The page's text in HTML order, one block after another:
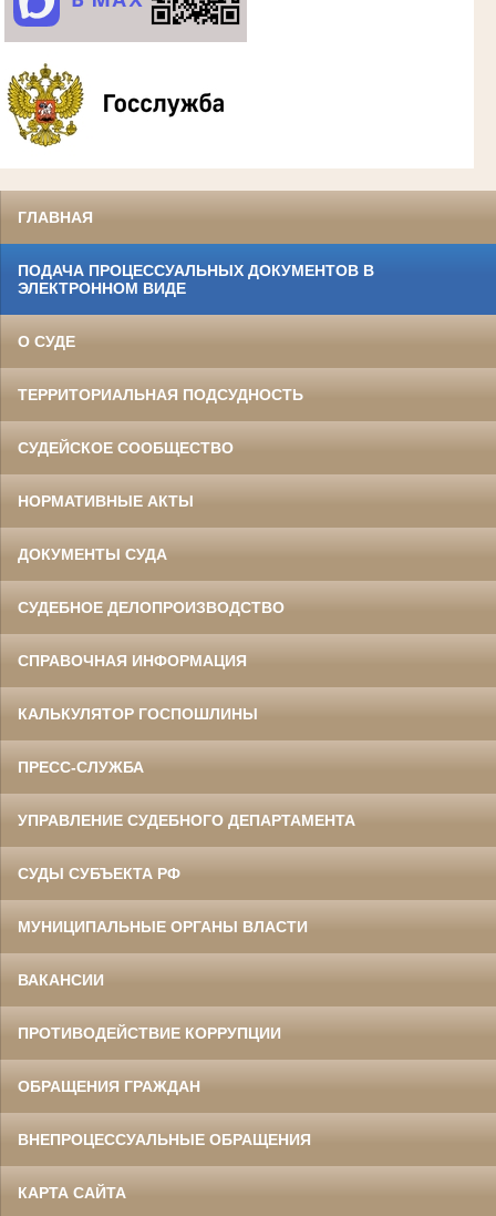
ГЛАВНАЯ
ПОДАЧА ПРОЦЕССУАЛЬНЫХ ДОКУМЕНТОВ В
ЭЛЕКТРОННОМ ВИДЕ
О СУДЕ
ТЕРРИТОРИАЛЬНАЯ ПОДСУДНОСТЬ
СУДЕЙСКОЕ СООБЩЕСТВО
НОРМАТИВНЫЕ АКТЫ
ДОКУМЕНТЫ СУДА
СУДЕБНОЕ ДЕЛОПРОИЗВОДСТВО
СПРАВОЧНАЯ ИНФОРМАЦИЯ
КАЛЬКУЛЯТОР ГОСПОШЛИНЫ
ПРЕСС-СЛУЖБА
УПРАВЛЕНИЕ СУДЕБНОГО ДЕПАРТАМЕНТА
СУДЫ СУБЪЕКТА РФ
МУНИЦИПАЛЬНЫЕ ОРГАНЫ ВЛАСТИ
ВАКАНСИИ
ПРОТИВОДЕЙСТВИЕ КОРРУПЦИИ
ОБРАЩЕНИЯ ГРАЖДАН
ВНЕПРОЦЕССУАЛЬНЫЕ ОБРАЩЕНИЯ
КАРТА САЙТА